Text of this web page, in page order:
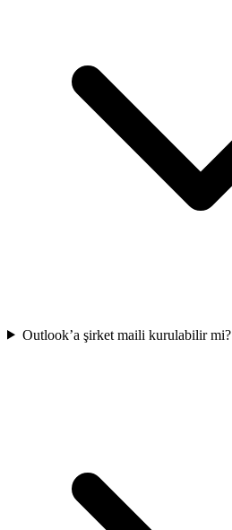
Outlook’a şirket maili kurulabilir mi?